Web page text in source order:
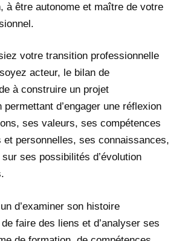
à être autonome et maître de votre
votre transition professionnelle
acteur, le bilan de
à construire un projet
permettant d’engager une réflexion
ses valeurs, ses compétences
et personnelles, ses connaissances,
ses possibilités d’évolution
d’examiner son histoire
faire des liens et d’analyser ses